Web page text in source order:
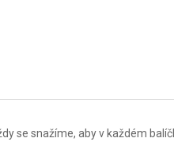
se snažíme, aby v každém